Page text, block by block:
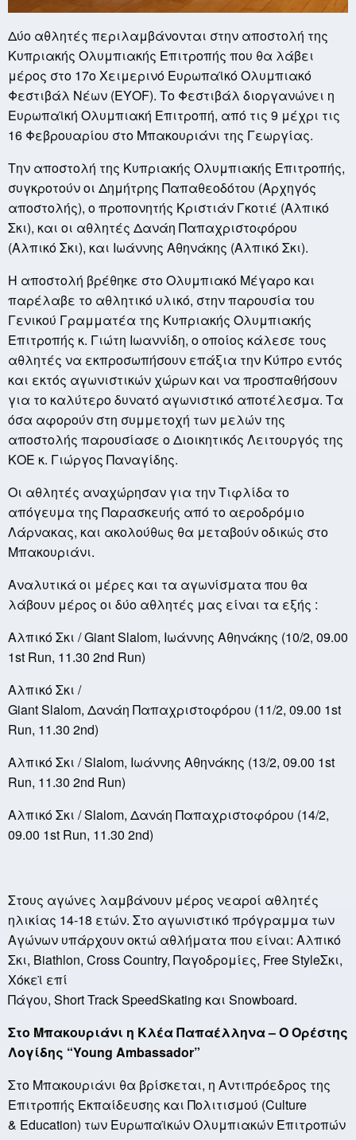
Δύο αθλητές περιλαμβάνονται στην αποστολή της
Κυπριακής Ολυμπιακής Επιτροπής που θα λάβει
μέρος στο 17ο Χειμερινό Ευρωπαϊκό Ολυμπιακό
Φεστιβάλ Nέων (ΕΥΟF). Το Φεστιβάλ διοργανώνει η
Ευρωπαϊκή Ολυμπιακή Επιτροπή, από τις 9 μέχρι τις
16 Φεβρουαρίου στο Μπακουριάνι της Γεωργίας.
Την αποστολή της Κυπριακής Ολυμπιακής Επιτροπής,
συγκροτούν οι Δημήτρης Παπαθεοδότου (Αρχηγός
αποστολής), ο προπονητής Κριστιάν Γκοτιέ (Αλπικό
Σκι), και οι αθλητές Δανάη Παπαχριστοφόρου
(Αλπικό Σκι), και Ιωάννης Αθηνάκης (Αλπικό Σκι).
Η αποστολή βρέθηκε στο Ολυμπιακό Μέγαρο και
παρέλαβε το αθλητικό υλικό, στην παρουσία του
Γενικού Γραμματέα της Κυπριακής Ολυμπιακής
Επιτροπής κ. Γιώτη Ιωαννίδη, ο οποίος κάλεσε τους
αθλητές να εκπροσωπήσουν επάξια την Κύπρο εντός
και εκτός αγωνιστικών χώρων και να προσπαθήσουν
για το καλύτερο δυνατό αγωνιστικό αποτέλεσμα. Τα
όσα αφορούν στη συμμετοχή των μελών της
αποστολής παρουσίασε ο Διοικητικός Λειτουργός της
ΚΟΕ κ. Γιώργος Παναγίδης.
Οι αθλητές αναχώρησαν για την Τιφλίδα το
απόγευμα της Παρασκευής από το αεροδρόμιο
Λάρνακας, και ακολούθως θα μεταβούν οδικώς στο
Μπακουριάνι.
Αναλυτικά οι μέρες και τα αγωνίσματα που θα
λάβουν μέρος οι δύο αθλητές μας είναι τα εξής :
Αλπικό Σκι / GiantSlalom, Ιωάννης Αθηνάκης (10/2, 09.00
1st Run, 11.30 2nd Run)
Αλπικό Σκι /
GiantSlalom, Δανάη Παπαχριστοφόρου (11/2, 09.00 1st
Run, 11.30 2nd)
Αλπικό Σκι / Slalom, Ιωάννης Αθηνάκης (13/2, 09.00 1st
Run, 11.30 2nd Run)
Αλπικό Σκι / Slalom, Δανάη Παπαχριστοφόρου (14/2,
09.00 1st Run, 11.30 2nd)
Στους αγώνες λαμβάνουν μέρος νεαροί αθλητές
ηλικίας 14-18 ετών. Στο αγωνιστικό πρόγραμμα των
Αγώνων υπάρχουν οκτώ αθλήματα που είναι: Αλπικό
Σκι, Biathlon, CrossCountry, Παγοδρομίες, FreeStyleΣκι,
Χόκεϊ επί
Πάγου, Short Track SpeedSkating και Snowboard.
Στο Μπακουριάνι η Κλέα Παπαέλληνα – Ο Ορέστης
Λογίδης “Young Ambassador”
Στο Mπακουριάνι θα βρίσκεται, η Αντιπρόεδρος της
Επιτροπής Εκπαίδευσης και Πολιτισμού (Culture
& Education) των Ευρωπαϊκών Ολυμπιακών Επιτροπών